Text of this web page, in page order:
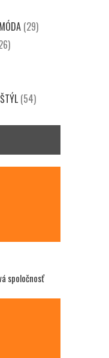
(29)
(54)
spoločnosť